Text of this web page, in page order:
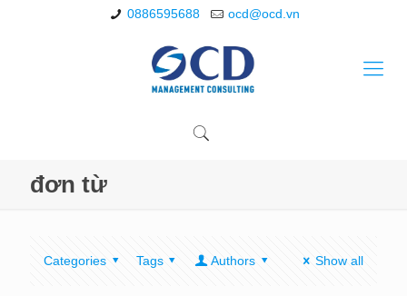
0886595688 ocd@ocd.vn
đơn từ
Categories Tags Authors Show all